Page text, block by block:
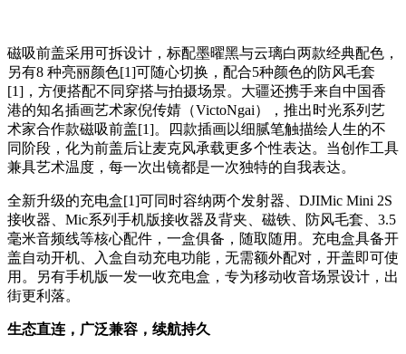
磁吸前盖采用可拆设计，标配墨曜黑与云璃白两款经典配色，
另有8 种亮丽颜色[1]可随心切换，配合5种颜色的防风毛套
[1]，方便搭配不同穿搭与拍摄场景。大疆还携手来自中国香
港的知名插画艺术家倪传婧（VictoNgai），推出时光系列艺
术家合作款磁吸前盖[1]。四款插画以细腻笔触描绘人生的不
同阶段，化为前盖后让麦克风承载更多个性表达。当创作工具
兼具艺术温度，每一次出镜都是一次独特的自我表达。
全新升级的充电盒[1]可同时容纳两个发射器、DJIMic Mini 2S
接收器、Mic系列手机版接收器及背夹、磁铁、防风毛套、3.5
毫米音频线等核心配件，一盒俱备，随取随用。充电盒具备开
盖自动开机、入盒自动充电功能，无需额外配对，开盖即可使
用。另有手机版一发一收充电盒，专为移动收音场景设计，出
街更利落。
生态直连，广泛兼容，续航持久